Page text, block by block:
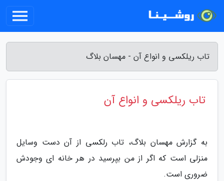
تاب ریلکسی و انواع آن - مهسان بلاگ
تاب ریلکسی و انواع آن
به گزارش مهسان بلاگ، تاب رلکسی از آن دست وسایل
منزلی است که اگر از من بپرسید در هر خانه ای وجودش
ضروری است.